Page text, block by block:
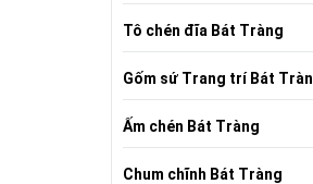
Tô chén đĩa Bát Tràng
Gốm sứ Trang trí Bát
Ấm chén Bát Tràng
Chum chĩnh Bát Tràng